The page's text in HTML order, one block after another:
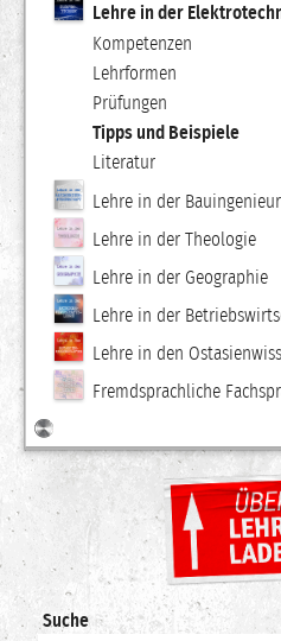
Lehre in der
Kompetenzen
Lehrformen
Prüfungen
Tipps und Beispiele
Literatur
Lehre in der
Lehre in der Theologie
Lehre in der Geographie
Lehre in der
Lehre in den
Fremdsprachliche
Suche